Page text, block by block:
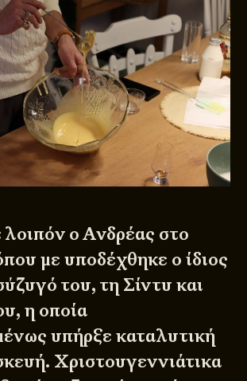
ο Ανδρέας στο
με υποδέχθηκε ο ίδιος
του, τη Σίντυ και
η οποία
υπήρξε καταλυτική
Χριστουγεννιάτικα